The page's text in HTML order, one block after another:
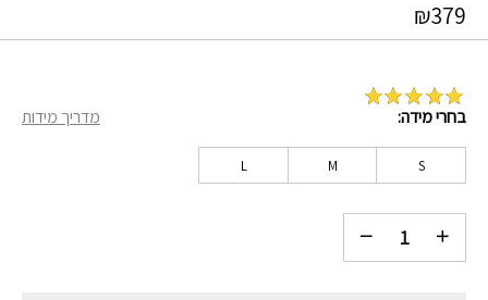
₪379
מדורג5מתוך
דירוג לקוחות
בחרי מידה מדריך מידות
S
M
L